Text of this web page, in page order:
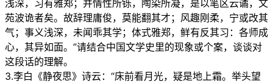
浅深，习有雅郑；并情性所铄，陶染所凝，是以笔区云谲，文
苑波诡者矣。故辞理庸俊，莫能翻其才；风趣刚柔，宁或改其
气；事义浅深，未闻乖其学；体式雅郑，鲜有反其习：各师成
心，其异如面。”请结合中国文学史里的现象或个案，谈谈对
这段话的理解。
3.李白《静夜思》诗云：“床前看月光，疑是地上霜。举头望